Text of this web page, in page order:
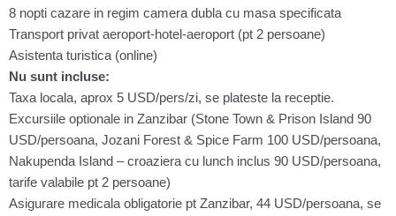
8 nopti cazare in regim camera dubla cu masa specificata
Transport privat aeroport-hotel-aeroport (pt 2 persoane)
Asistenta turistica (online)
Nu sunt incluse:
Taxa locala, aprox 5 USD/pers/zi, se plateste la receptie.
Excursiile optionale in Zanzibar (Stone Town & Prison Island 90
USD/persoana, Jozani Forest & Spice Farm 100 USD/persoana,
Nakupenda Island – croaziera cu lunch inclus 90 USD/persoana,
tarife valabile pt 2 persoane)
Asigurare medicala obligatorie pt Zanzibar, 44 USD/persoana, se